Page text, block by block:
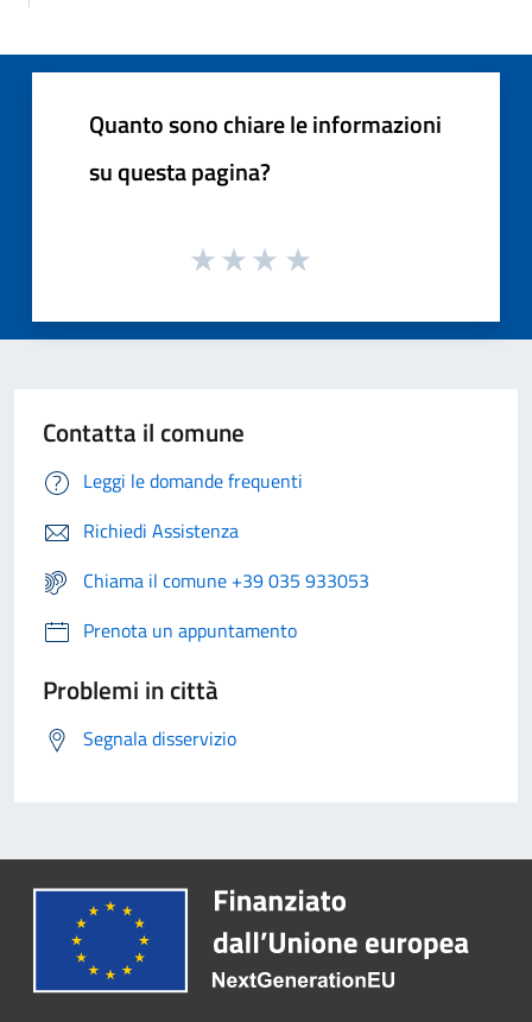
Quanto sono chiare le informazioni
su questa pagina?
Contatta il comune
Leggi le domande frequenti
Richiedi Assistenza
Chiama il comune +39 035 933053
Prenota un appuntamento
Problemi in città
Segnala disservizio